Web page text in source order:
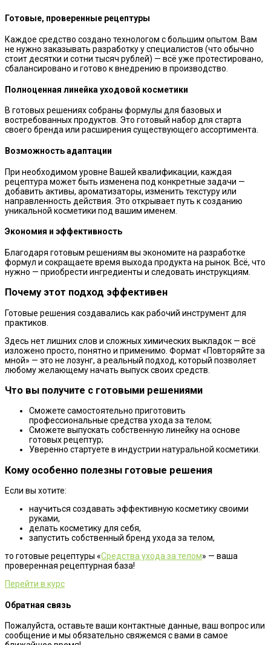
Готовые, проверенные рецептуры
Каждое средство создано технологом с большим опытом. Вам
не нужно заказывать разработку у специалистов (что обычно
стоит десятки и сотни тысяч рублей) — всё уже протестировано,
сбалансировано и готово к внедрению в производство.
Полноценная линейка уходовой косметики
В готовых решениях собраны формулы для базовых и
востребованных продуктов. Это готовый набор для старта
своего бренда или расширения существующего ассортимента.
Возможность адаптации
При необходимом уровне Вашей квалификации, каждая
рецептура может быть изменена под конкретные задачи —
добавить активы, ароматизаторы, изменить текстуру или
направленность действия. Это открывает путь к созданию
уникальной косметики под вашим именем.
Экономия и эффективность
Благодаря готовым решениям вы экономите на разработке
формул и сокращаете время выхода продукта на рынок. Всё, что
нужно — приобрести ингредиенты и следовать инструкциям.
Почему этот подход эффективен
Готовые решения создавались как рабочий инструмент для
практиков.
Здесь нет лишних слов и сложных химических выкладок — всё
изложено просто, понятно и применимо. Формат «Повторяйте за
мной» — это не лозунг, а реальный подход, который позволяет
любому желающему начать выпуск своих средств.
Что вы получите с готовыми решениями
Сможете самостоятельно приготовить
профессиональные средства ухода за телом;
Сможете выпускать собственную линейку на основе
готовых рецептур;
Уверенно стартуете в индустрии натуральной косметики.
Кому особенно полезны готовые решения
Если вы хотите:
научиться создавать эффективную косметику своими
руками,
делать косметику для себя,
запустить собственный бренд ухода за телом,
то готовые рецептуры «Средства ухода за телом» — ваша
проверенная рецептурная база!
Перейти в курс
Обратная связь
Пожалуйста, оставьте ваши контактные данные, ваш вопрос или
сообщение и мы обязательно свяжемся с вами в самое